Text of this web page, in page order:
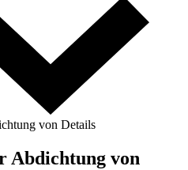
von Details
Abdichtung von